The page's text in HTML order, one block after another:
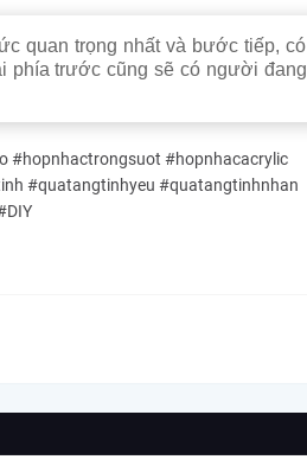
quan trọng nhất và bước tiếp, có
phía trước cũng sẽ có người đang
#hopnhactrongsuot #hopnhacacrylic
#quatangtinhyeu #quatangtinhnhan